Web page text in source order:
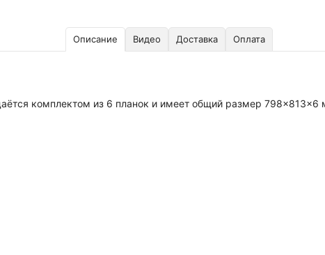
Описание Видео Доставка Оплата
комплектом из 6 планок и имеет общий размер 798×813×6